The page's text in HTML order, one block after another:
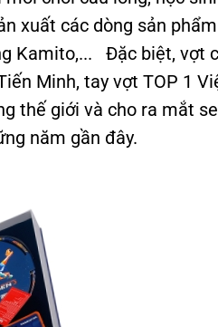
xuất các dòng sản
Kamito,... Đặc biệt, vợt
Minh, tay vợt TOP 1
thế giới và cho ra mắt
năm gần đây.